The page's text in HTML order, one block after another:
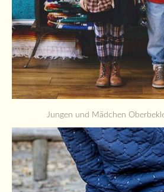
Jungen und Mädchen